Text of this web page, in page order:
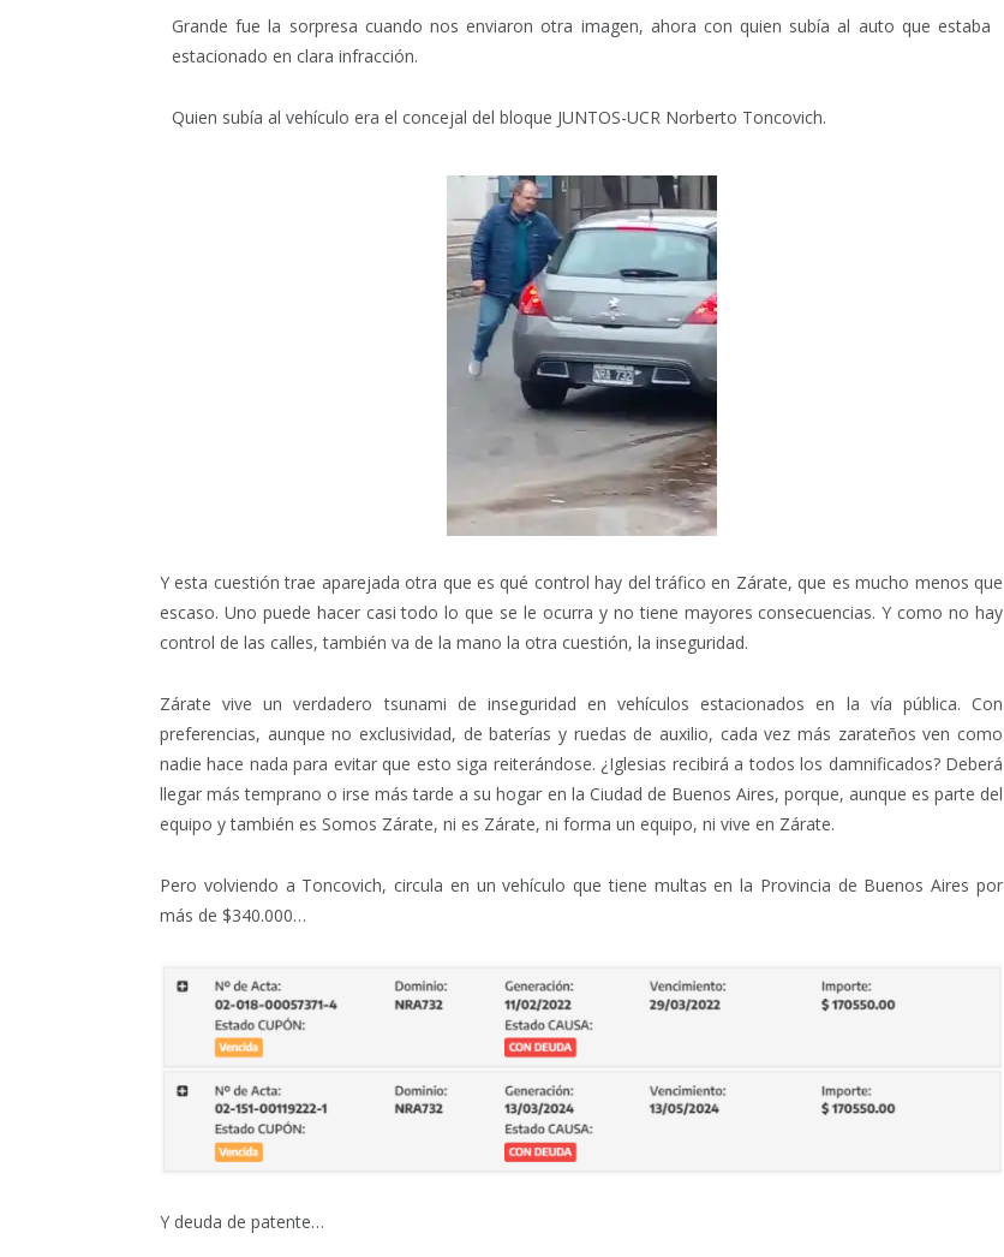
Grande fue la sorpresa cuando nos enviaron otra imagen, ahora con quien subía al auto que estaba
estacionado en clara infracción.
Quien subía al vehículo era el concejal del bloque JUNTOS-UCR Norberto Toncovich.
Y esta cuestión trae aparejada otra que es qué control hay del tráfico en Zárate, que es mucho menos que
escaso. Uno puede hacer casi todo lo que se le ocurra y no tiene mayores consecuencias. Y como no hay
control de las calles, también va de la mano la otra cuestión, la inseguridad.
Zárate vive un verdadero tsunami de inseguridad en vehículos estacionados en la vía pública. Con
preferencias, aunque no exclusividad, de baterías y ruedas de auxilio, cada vez más zarateños ven como
nadie hace nada para evitar que esto siga reiterándose. ¿Iglesias recibirá a todos los damnificados? Deberá
llegar más temprano o irse más tarde a su hogar en la Ciudad de Buenos Aires, porque, aunque es parte del
equipo y también es Somos Zárate, ni es Zárate, ni forma un equipo, ni vive en Zárate.
Pero volviendo a Toncovich, circula en un vehículo que tiene multas en la Provincia de Buenos Aires por
más de $340.000…
Y deuda de patente…